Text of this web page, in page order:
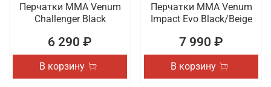
Перчатки ММА Venum
Challenger Black
6 290 ₽
В корзину
Перчатки ММА Venum
Impact Evo Black/Beige
7 990 ₽
В корзину